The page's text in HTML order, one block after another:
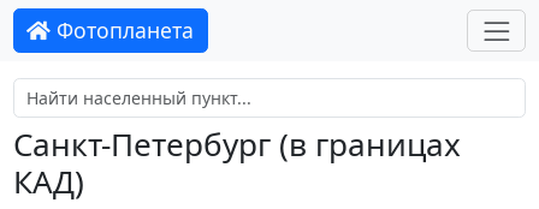
Фотопланета
Санкт-Петербург (в границах
КАД)